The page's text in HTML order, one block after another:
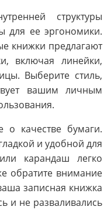
структуры
для ее эргономики.
книжки предлагают
включая линейки,
Выберите стиль,
вашим личным
качестве бумаги.
и удобной для
карандаш легко
обратите внимание
записная книжка
и не разваливались